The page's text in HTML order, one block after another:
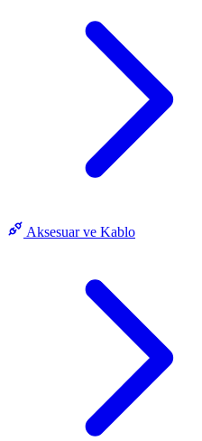
Aksesuar ve Kablo